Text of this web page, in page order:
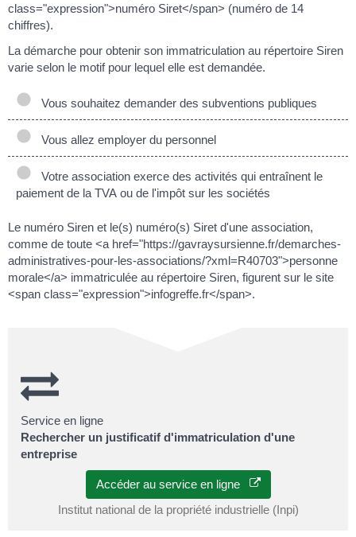
class="expression">numéro Siret</span> (numéro de 14
chiffres).
La démarche pour obtenir son immatriculation au répertoire Siren
varie selon le motif pour lequel elle est demandée.
Vous souhaitez demander des subventions publiques
Vous allez employer du personnel
Votre association exerce des activités qui entraînent le
paiement de la TVA ou de l'impôt sur les sociétés
Le numéro Siren et le(s) numéro(s) Siret d'une association,
comme de toute <a href="https://gavraysursienne.fr/demarches-
administratives-pour-les-associations/?xml=R40703">personne
morale</a> immatriculée au répertoire Siren, figurent sur le site
<span class="expression">infogreffe.fr</span>.
Service en ligne
Rechercher un justificatif d'immatriculation d'une
entreprise
Accéder au service en ligne
Institut national de la propriété industrielle (Inpi)